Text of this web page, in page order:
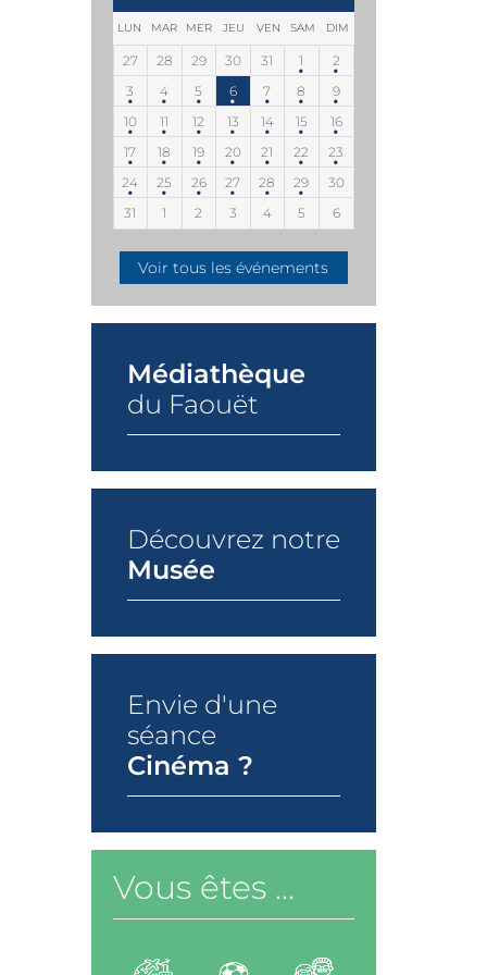
LUN MAR MER JEU VEN SAM DIM
27 28 29 30 31 1
2
3
4 5 6 7 8
9
10
11 12 13 14 15
16
17
18 19 20 21 22
23
24
25 26 27 28 29
30
31
1 2 3 4 5 6
Voir tous les événements
Médiathèque
du Faouët
Découvrez notre
Musée
Envie d'une
séance
Cinéma ?
Vous êtes ...